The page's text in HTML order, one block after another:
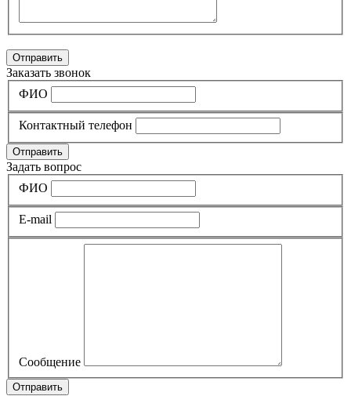
Отправить
Заказать звонок
ФИО
Контактный телефон
Отправить
Задать вопрос
ФИО
E-mail
Сообщение
Отправить